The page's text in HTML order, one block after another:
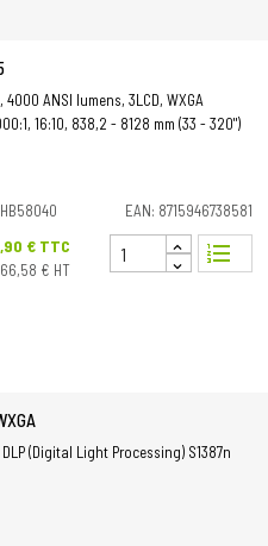
ANSI lumens, 3LCD, WXGA
16:10, 838,2 - 8128 mm (33 - 320")
EAN: 8715946738581
€ TTC
€ HT
format_list_numbered
(Digital Light Processing) S1387n